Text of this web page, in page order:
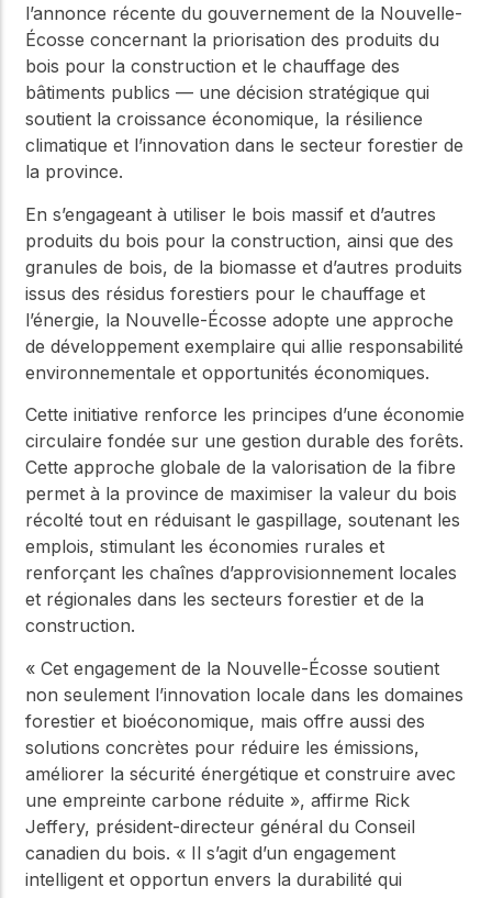
l’annonce récente du gouvernement de la Nouvelle-
Écosse concernant la priorisation des produits du
bois pour la construction et le chauffage des
bâtiments publics — une décision stratégique qui
soutient la croissance économique, la résilience
climatique et l’innovation dans le secteur forestier de
la province.
En s’engageant à utiliser le bois massif et d’autres
produits du bois pour la construction, ainsi que des
granules de bois, de la biomasse et d’autres produits
issus des résidus forestiers pour le chauffage et
l’énergie, la Nouvelle-Écosse adopte une approche
de développement exemplaire qui allie responsabilité
environnementale et opportunités économiques.
Cette initiative renforce les principes d’une économie
circulaire fondée sur une gestion durable des forêts.
Cette approche globale de la valorisation de la fibre
permet à la province de maximiser la valeur du bois
récolté tout en réduisant le gaspillage, soutenant les
emplois, stimulant les économies rurales et
renforçant les chaînes d’approvisionnement locales
et régionales dans les secteurs forestier et de la
construction.
« Cet engagement de la Nouvelle-Écosse soutient
non seulement l’innovation locale dans les domaines
forestier et bioéconomique, mais offre aussi des
solutions concrètes pour réduire les émissions,
améliorer la sécurité énergétique et construire avec
une empreinte carbone réduite », affirme Rick
Jeffery, président-directeur général du Conseil
canadien du bois. « Il s’agit d’un engagement
intelligent et opportun envers la durabilité qui